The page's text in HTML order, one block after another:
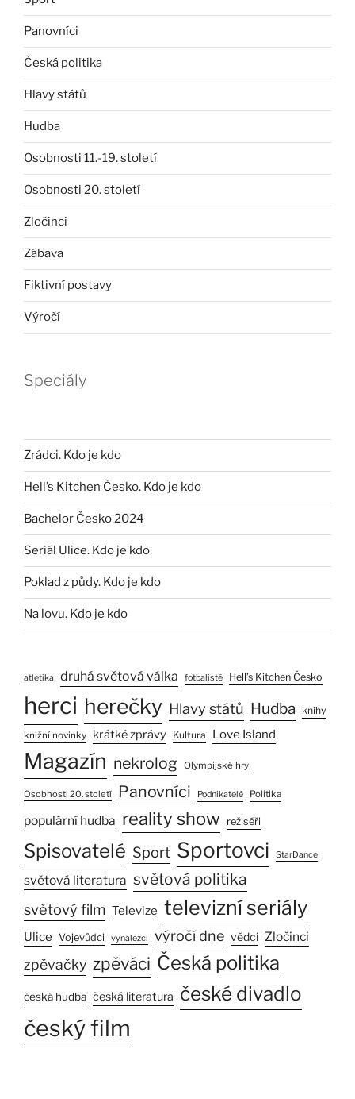
Panovníci
Česká politika
Hlavy států
Hudba
Osobnosti 11.-19. století
Osobnosti 20. století
Zločinci
Zábava
Fiktivní postavy
Výročí
Speciály
Zrádci. Kdo je kdo
Hell’s Kitchen Česko. Kdo je kdo
Bachelor Česko 2024
Seriál Ulice. Kdo je kdo
Poklad z půdy. Kdo je kdo
Na lovu. Kdo je kdo
atletika druhá světová válka fotbalisté Hell’s Kitchen Česko
herci herečky Hlavy států Hudba knihy
knižní novinky krátké zprávy Kultura Love Island
Magazín nekrolog Olympijské hry
Osobnosti 20. století Panovníci Podnikatelé Politika
populární hudba reality show režiséři
Spisovatelé Sport Sportovci StarDance
světová literatura světová politika
světový film Televize televizní seriály
Ulice Vojevůdci vynálezci výročí dne vědci Zločinci
zpěvačky zpěváci Česká politika
česká hudba česká literatura české divadlo
český film